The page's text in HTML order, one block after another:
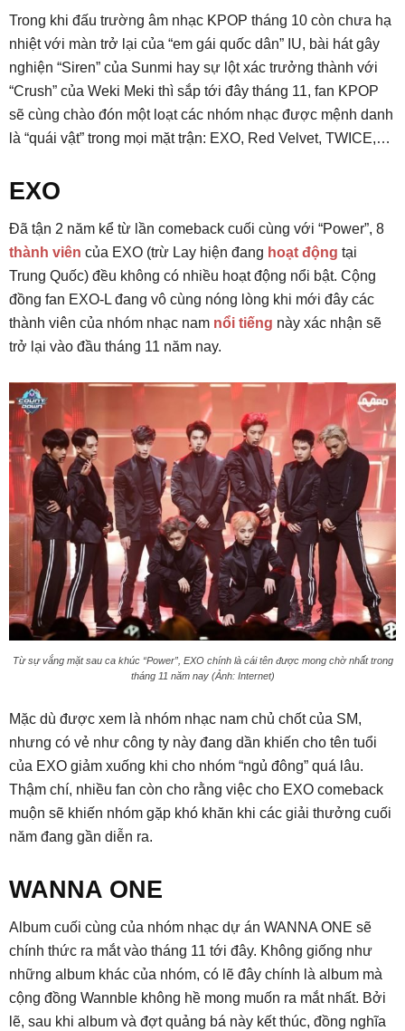
Trong khi đấu trường âm nhạc KPOP tháng 10 còn chưa hạ
nhiệt với màn trở lại của “em gái quốc dân” IU, bài hát gây
nghiện “Siren” của Sunmi hay sự lột xác trưởng thành với
“Crush” của Weki Meki thì sắp tới đây tháng 11, fan KPOP
sẽ cùng chào đón một loạt các nhóm nhạc được mệnh danh
là “quái vật” trong mọi mặt trận: EXO, Red Velvet, TWICE,…
EXO
Đã tận 2 năm kể từ lần comeback cuối cùng với “Power”, 8
thành viên của EXO (trừ Lay hiện đang hoạt động tại
Trung Quốc) đều không có nhiều hoạt động nổi bật. Cộng
đồng fan EXO-L đang vô cùng nóng lòng khi mới đây các
thành viên của nhóm nhạc nam nổi tiếng này xác nhận sẽ
trở lại vào đầu tháng 11 năm nay.
Từ sự vắng mặt sau ca khúc “Power”, EXO chính là cái tên được mong chờ nhất trong
tháng 11 năm nay (Ảnh: Internet)
Mặc dù được xem là nhóm nhạc nam chủ chốt của SM,
nhưng có vẻ như công ty này đang dần khiến cho tên tuổi
của EXO giảm xuống khi cho nhóm “ngủ đông” quá lâu.
Thậm chí, nhiều fan còn cho rằng việc cho EXO comeback
muộn sẽ khiến nhóm gặp khó khăn khi các giải thưởng cuối
năm đang gần diễn ra.
WANNA ONE
Album cuối cùng của nhóm nhạc dự án WANNA ONE sẽ
chính thức ra mắt vào tháng 11 tới đây. Không giống như
những album khác của nhóm, có lẽ đây chính là album mà
cộng đồng Wannble không hề mong muốn ra mắt nhất. Bởi
lẽ, sau khi album và đợt quảng bá này kết thúc, đồng nghĩa